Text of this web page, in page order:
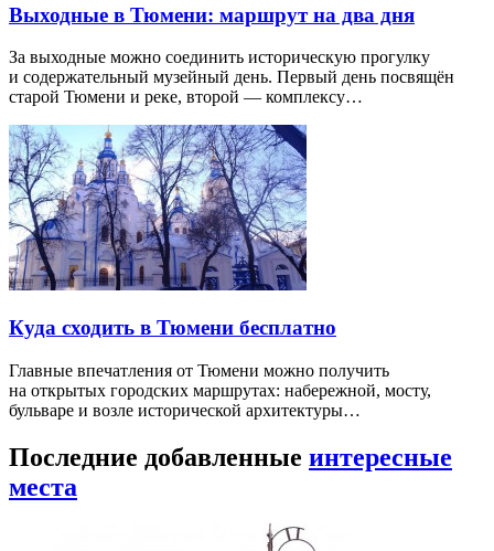
Выходные в Тюмени: маршрут на два дня
За выходные можно соединить историческую прогулку
и содержательный музейный день. Первый день посвящён
старой Тюмени и реке, второй — комплексу…
Куда сходить в Тюмени бесплатно
Главные впечатления от Тюмени можно получить
на открытых городских маршрутах: набережной, мосту,
бульваре и возле исторической архитектуры…
Последние добавленные интересные
места